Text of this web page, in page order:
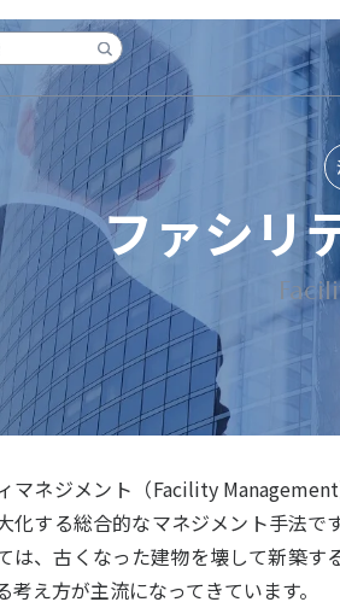
ーワード入力
ファシリ
マネジメント（Facility
化する総合的なマネジメント手法
は、古くなった建物を壊して新築
考え方が主流になってきています。